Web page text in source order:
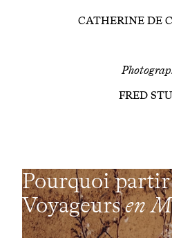
CATHERINE DE
FRED
Pourquoi partir
Voyageursen